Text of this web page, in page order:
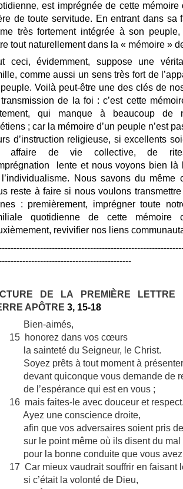
est imprégnée de cette mémoire
de toute servitude. En entrant dans sa
très fortement intégrée à son peuple,
tout naturellement dans la « mémoire »
ceci, évidemment, suppose une
comme aussi un sens très fort de
Voilà peut-être une des clés de
de la foi : c’est cette
qui manque à beaucoup de
; car la mémoire d’un peuple n’est
d’instruction religieuse, si excellents
affaire de vie collective, de
lente et nous voyons bien là
Nous savons du même
reste à faire si nous voulons
: premièrement, imprégner toute
quotidienne de cette mémoire
revivifier nos liens
DE LA PREMIÈRE LETTRE
APÔTRE 3, 15-18
Bien-aimés,
15 honorez dans vos cœurs
la sainteté du Seigneur, le Christ.
Soyez prêts à tout moment à
devant quiconque vous demande de
de l’espérance qui est en vous ;
16 mais faites-le avec douceur et respect.
Ayez une conscience droite,
afin que vos adversaires soient pris
sur le point même où ils disent du mal
pour la bonne conduite que vous avez
17 Car mieux vaudrait souffrir en faisant
si c’était la volonté de Dieu,